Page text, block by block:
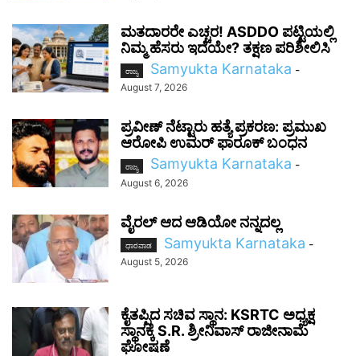
ಮತದಾರರೇ ಎಚ್ಚರ! ASDDO ಪಟ್ಟಿಯಲ್ಲಿ
ನಿಮ್ಮ ಹೆಸರು ಇದೆಯೇ? ತಕ್ಷಣ ಪರಿಶೀಲಿಸಿ
ರಾಜ್ಯ Samyukta Karnataka -
August 7, 2026
ಪ್ರವೀಣ್ ನೆಟ್ಟಾರು ಹತ್ಯೆ ಪ್ರಕರಣ: ಪ್ರಮುಖ
ಆರೋಪಿ ಉಮರ್ ಫಾರೂಕ್ ಬಂಧನ
ರಾಜ್ಯ Samyukta Karnataka -
August 6, 2026
ವೈರಲ್ ಆದ ಆಡಿಯೋ ನನ್ನದಲ್ಲ
ಧಾರವಾಡ Samyukta Karnataka -
August 5, 2026
ಕೈತಪ್ಪಿದ ಸಚಿವ ಸ್ಥಾನ: KSRTC ಅಧ್ಯಕ್ಷ
ಸ್ಥಾನಕ್ಕೆ S.R. ಶ್ರೀನಿವಾಸ್ ರಾಜೀನಾಮೆ
ಘೋಷಣೆ